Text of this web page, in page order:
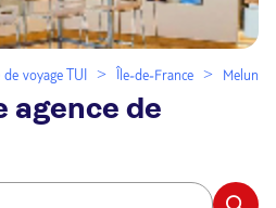
voyage TUI Île-de-France Melun
agence de